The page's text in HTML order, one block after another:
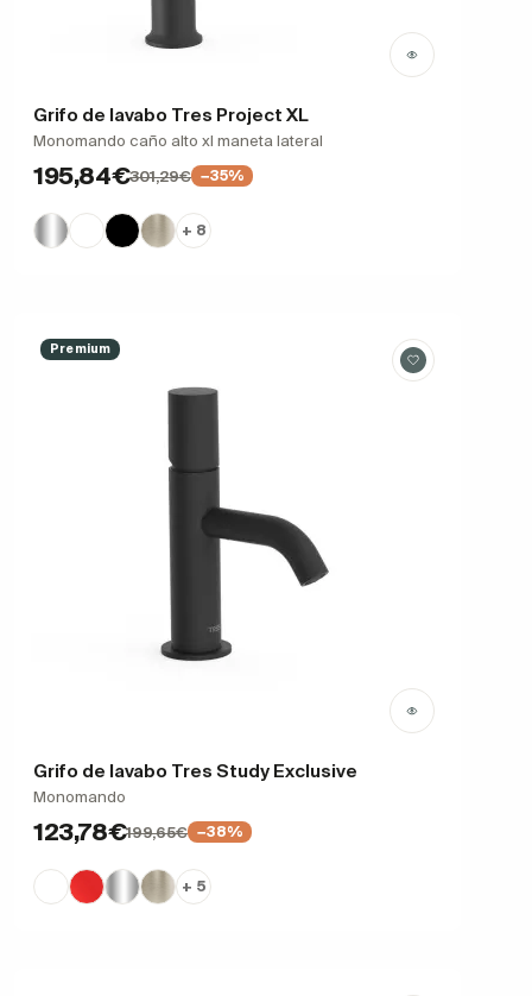
Grifo de lavabo Tres Project XL
Monomando caño alto xl maneta lateral
195,84€301,29€ −35%
+ 8
Premium
Grifo de lavabo Tres Study Exclusive
Monomando
123,78€199,65€ −38%
+ 5